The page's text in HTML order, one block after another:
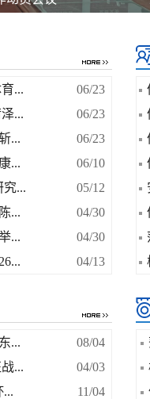
...
06/23
...
06/23
...
06/23
...
06/10
...
05/12
...
04/30
...
04/30
04/13
...
08/04
...
04/03
...
11/04